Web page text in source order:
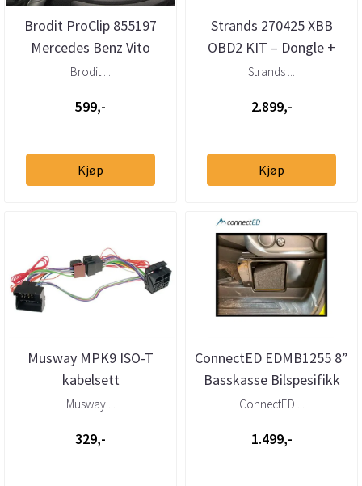
Brodit ProClip 855197
Mercedes Benz Vito
2015-2023 Senter
Brodit ...
599,-
Kjøp
Strands 270425 XBB
OBD2 KIT – Dongle +
Powerunit 2
Strands ...
2.899,-
Kjøp
Musway MPK9 ISO-T
kabelsett
BMW/Mini/Mercedes/VW/Porsche
Musway ...
329,-
ConnectED EDMB1255 8”
Basskasse Bilspesifikk
Mercedes Vito / V-klasse
ConnectED ...
1.499,-